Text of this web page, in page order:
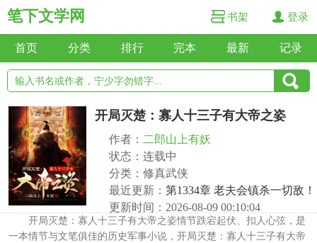
笔下文学网 书架 登录
首页 分类 排行 完本 最新 记录
开局灭楚：寡人十三子有大帝之姿
作者： 二郎山上有妖
状态：连载中
分类：修真武侠
最近更新： 第1334章 老夫会镇杀一切敌！
更新时间：2026-08-09 00:10:04
开局灭楚：寡人十三子有大帝之姿情节跌宕起伏、扣人心弦，是
一本情节与文笔俱佳的历史军事小说，开局灭楚：寡人十三子有大帝